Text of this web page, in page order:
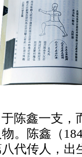
陈鑫一支，
。陈鑫（
代传人，出